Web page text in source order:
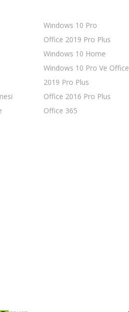
Windows 10 Pro
Office 2019 Pro Plus
Windows 10 Home
Windows 10 Pro Ve Office
2019 Pro Plus
Office 2016 Pro Plus
Office 365